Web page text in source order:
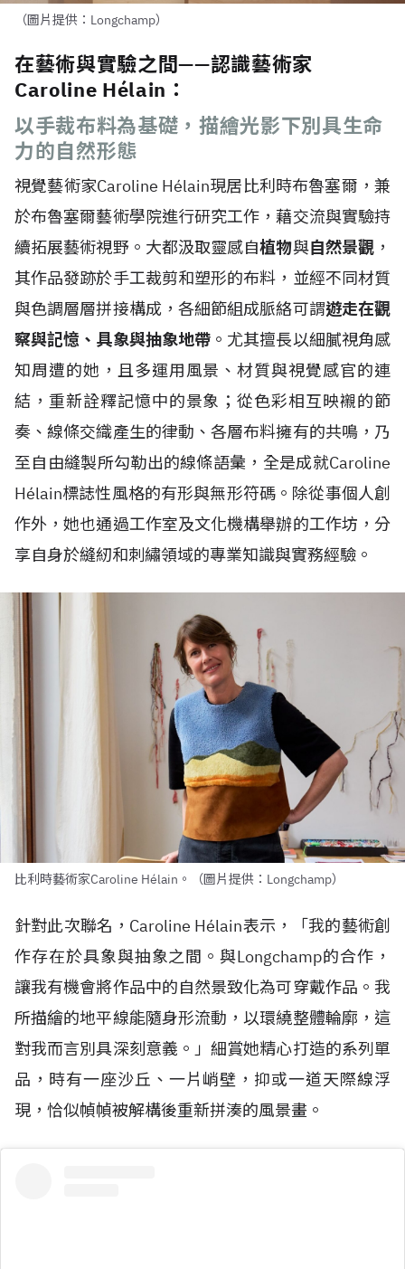
（圖片提供：Longchamp）
在藝術與實驗之間——認識藝術家
Caroline Hélain：
以手裁布料為基礎，描繪光影下別具生命
力的自然形態
視覺藝術家Caroline Hélain現居比利時布魯塞爾，兼
於布魯塞爾藝術學院進行研究工作，藉交流與實驗持
續拓展藝術視野。大都汲取靈感自植物與自然景觀 ，
其作品發跡於手工裁剪和塑形的布料，並經不同材質
與色調層層拼接構成，各細節組成脈絡可謂遊走在觀
察與記憶、具象與抽象地帶 。尤其擅長以細膩視角感
知周遭的她，且多運用風景、材質與視覺感官的連
結，重新詮釋記憶中的景象；從色彩相互映襯的節
奏、線條交織產生的律動、各層布料擁有的共鳴，乃
至自由縫製所勾勒出的線條語彙，全是成就Caroline
Hélain標誌性風格的有形與無形符碼。除從事個人創
作外，她也通過工作室及文化機構舉辦的工作坊，分
享自身於縫紉和刺繡領域的專業知識與實務經驗。
比利時藝術家Caroline Hélain。（圖片提供：Longchamp）
針對此次聯名，Caroline Hélain表示，「我的藝術創
作存在於具象與抽象之間。與Longchamp的合作，
讓我有機會將作品中的自然景致化為可穿戴作品。我
所描繪的地平線能隨身形流動，以環繞整體輪廓，這
對我而言別具深刻意義。」細賞她精心打造的系列單
品，時有一座沙丘、一片峭壁，抑或一道天際線浮
現，恰似幀幀被解構後重新拼湊的風景畫。